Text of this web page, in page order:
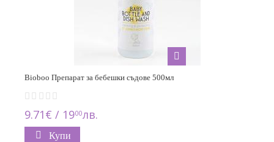
Bioboo Препарат за бебешки съдове 500мл
9.71€ / 1900лв.
Купи